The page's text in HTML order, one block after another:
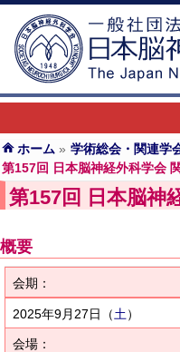
ホーム » 学術総会・関連学
第157回 日本脳神経外科学会
第157回 日本脳神
概要
会期：
2025年9月27日 （土）
会場：